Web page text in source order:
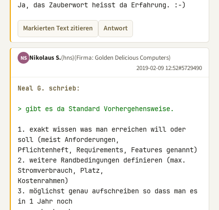
Ja, das Zauberwort heisst da Erfahrung. :-)
Markierten Text zitieren Antwort
NS Nikolaus S.(hns)(Firma: Golden Delicious Computers)
2019-02-09 12:52#5729490
Neal G. schrieb:
> gibt es da Standard Vorhergehensweise.
1. exakt wissen was man erreichen will oder
soll (meist Anforderungen,
Pflichtenheft, Requirements, Features genannt)
2. weitere Randbedingungen definieren (max.
Stromverbrauch, Platz,
Kostenrahmen)
3. möglichst genau aufschreiben so dass man es
in 1 Jahr noch